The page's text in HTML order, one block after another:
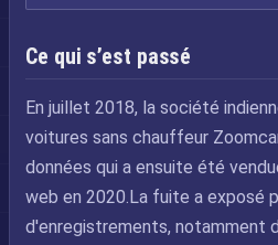
Ce qui s’est passé
En juillet 2018, la société
voitures sans chauffeur
données qui a ensuite été
web en 2020.La fuite a exposé
d'enregistrements, notamment